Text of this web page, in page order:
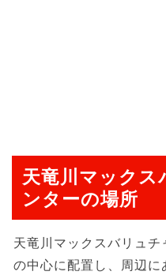
天竜川マックス
ンターの場所
天竜川マックスバリュチ
の中心に配置し、周辺